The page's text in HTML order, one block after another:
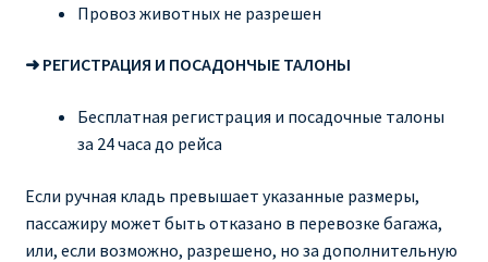
Провоз животных не разрешен
➜ РЕГИСТРАЦИЯ И ПОСАДОНЧЫЕ ТАЛОНЫ
Бесплатная регистрация и посадочные талоны
за 24 часа до рейса
Если ручная кладь превышает указанные размеры,
пассажиру может быть отказано в перевозке багажа,
или, если возможно, разрешено, но за дополнительную